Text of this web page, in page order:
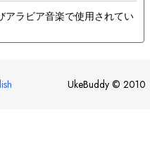
アラビア音楽で使用されてい
UkeBuddy © 2010